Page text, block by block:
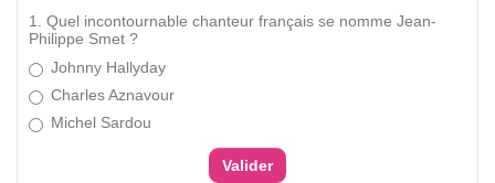
1. Quel incontournable chanteur français se nomme Jean-
Philippe Smet ?
Johnny Hallyday
Charles Aznavour
Michel Sardou